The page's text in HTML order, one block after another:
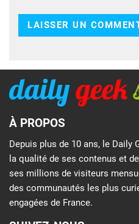
À PROPOS
Depuis plus de 10 ans, le Daily
la qualité de ses contenus et
ses millions de visiteurs
des communautés les plus
engagées de France.